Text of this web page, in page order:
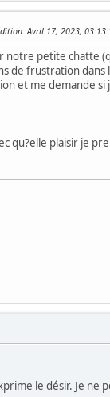
: Avril 17, 2023,
notre petite chatte
de frustration
et me demande si
qu?elle plaisir je
le désir. Je ne